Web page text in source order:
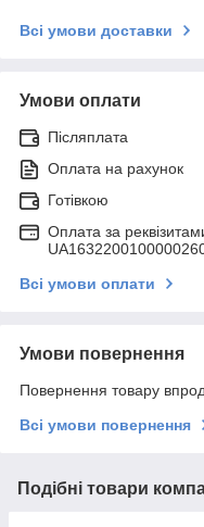
Всі умови доставки
Умови оплати
Післяплата
Оплата на рахунок
Готівкою
Оплата за
Всі умови оплати
Умови повернення
Повернення товару
Всі умови повернення
Подібні товари